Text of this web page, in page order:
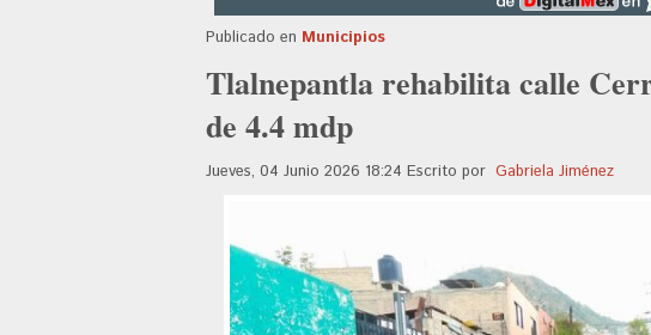
Publicado en Municipios
Tlalnepantla rehabilita calle
de 4.4 mdp
Jueves, 04 Junio 2026 18:24 Escrito por Gabriela Jiménez